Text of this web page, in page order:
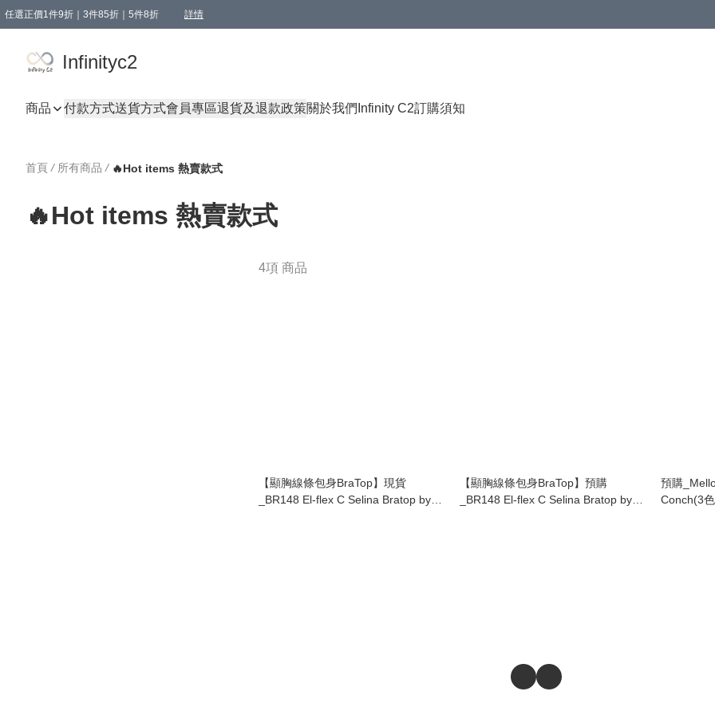
任選正價1件9折｜3件85折｜5件8折 詳情
Infinityc2
商品 付款方式送貨方式會員專區退貨及退款政策關於我們 Infinity C2訂購須知
首頁 / 所有商品 / 🔥Hot items 熱賣款式
🔥Hot items 熱賣款式
4項 商品
【顯胸線條包身BraTop】現貨
_BR148 El-flex C Selina Bratop by
【顯胸線條包身BraTop】預購
_BR148 El-flex C Selina Bratop by
預購
Conch(3